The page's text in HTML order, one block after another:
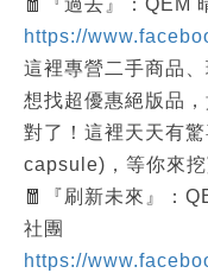
🧧『過去』：QEM
https://
這裡專營二手商品
想找超優惠絕版品
對了！這裡天天有
capsule)，等你來挖
🧧『刷新未來』：
社團
https://